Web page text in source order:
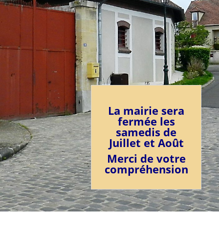
La mairie sera
fermée les
samedis de
Juillet et Août
Merci de votre
compréhension